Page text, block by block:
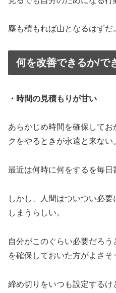
塵も積もれば山となるはずだ
何を改善できるか/で
・時間の見積もりが甘い
あらかじめ時間を確保して
クをやるときが永遠と来ない
最近は何時に何をするを毎日
しかし、人間はついつい必
しまうらしい。
自分がこのぐらい必要だろ
を確保しておいた方がよさそ
締め切りをいつも設定する